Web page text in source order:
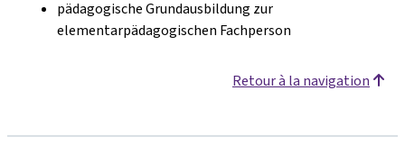
pädagogische Grundausbildung zur
elementarpädagogischen Fachperson
Retour à la navigation